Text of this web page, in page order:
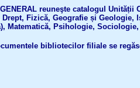
GENERAL reuneşte catalogul
Fizică, Geografie și
Matematică, Psihologie,
bibliotecilor filiale se